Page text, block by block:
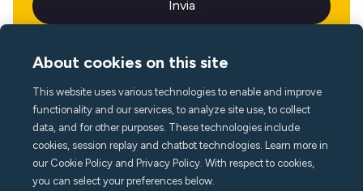
Lingua
About cookies on this site
This website uses various technologies to enable and improve
functionality and our services, to analyze site use, to collect
data, and for other purposes. These technologies include
cookies, session replay and chatbot technologies. Learn more in
our Cookie Policy and Privacy Policy. With respect to cookies,
you can select your preferences below.